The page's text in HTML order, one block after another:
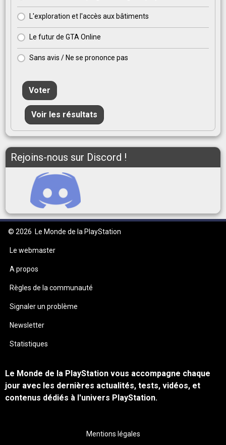
L'exploration et l'accès aux bâtiments
Le futur de GTA Online
Sans avis / Ne se prononce pas
Voter
Voir les résultats
Rejoins-nous sur Discord !
© 2026 Le Monde de la PlayStation
Le webmaster
A propos
Règles de la communauté
Signaler un problème
Newsletter
Statistiques
Le Monde de la PlayStation vous accompagne chaque
jour avec les dernières actualités, tests, vidéos, et
contenus dédiés à l'univers PlayStation.
Mentions légales